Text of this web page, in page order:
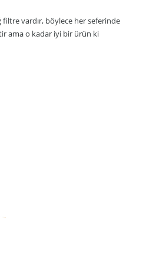
vardır, böylece her seferinde
ama o kadar iyi bir ürün ki